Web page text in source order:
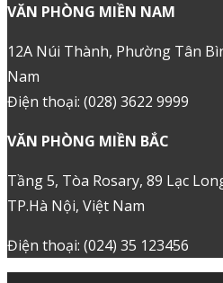
VĂN PHÒNG MIỀN NAM
12A Núi Thành, Phường Tân
Nam
Điện thoại: (028) 3622 9999
VĂN PHÒNG MIỀN BẮC
Tầng 5, Tòa Rosary, 89 Lạc
TP.Hà Nội, Việt Nam
Điện thoại: (024) 35 123456